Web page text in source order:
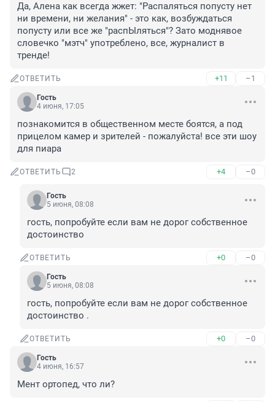
Да, Алена как всегда жжет: "Распаляться попусту нет
ни времени, ни желания" - это как, возбуждаться
попусту или все же "распЫляться"? Зато моднявое
словечко "мэтч" употреблено, все, журналист в
тренде!
ОТВЕТИТЬ +11 –1
Гость
4 июня, 17:05
познакомится в общественном месте боятся, а под
прицелом камер и зрителей - пожалуйста! все эти шоу
для пиара
ОТВЕТИТЬ 2 +4 –0
Гость
5 июня, 08:08
гость, попробуйте если вам не дорог собственное
достоинство
ОТВЕТИТЬ +0 –0
Гость
5 июня, 08:08
гость, попробуйте если вам не дорог собственное
достоинство .
ОТВЕТИТЬ +0 –0
Гость
4 июня, 16:57
Мент ортопед, что ли?